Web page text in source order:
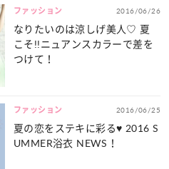
ファッション 2016/06/26
なりたいのは涼しげ美人♡ 夏
こそ!!ニュアンスカラーで差を
つけて！
ファッション 2016/06/25
夏の恋をステキに彩る♥ 2016 S
UMMER浴衣 NEWS！